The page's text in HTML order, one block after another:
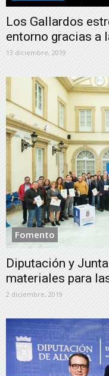
Los Gallardos
entorno gracias a
13 diciembre, 2019
Fomento
Diputación y
materiales para
2 diciembre, 2019